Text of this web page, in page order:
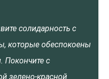
солидарность с
которые обеспокоены
Покончите с
зелено-красной